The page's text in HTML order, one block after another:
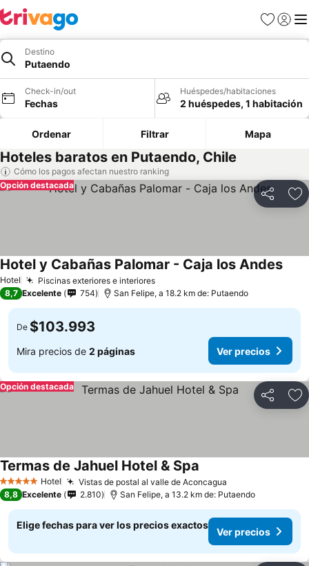
Favoritos
Iniciar
Destino
Putaendo
Check-in/out
Fechas
Huéspedes/habitaciones
2 huéspedes, 1 habitación
Ordenar Filtrar Mapa
Hoteles baratos en Putaendo, Chile
Cómo los pagos afectan nuestro ranking
Compartir
Opción destacada
Hotel Piscinas exteriores e interiores
Hotel y Cabañas Palomar - Caja los Andes
8,7 Excelente 754 San Felipe, a 18.2 km de: Putaendo
De $103.993
Mira precios de 2 páginas Ver precios
Compartir
Opción destacada
5 Estrellas Hotel Vistas de postal al valle de Aconcagua
Termas de Jahuel Hotel & Spa
8,8 Excelente 2.810 San Felipe, a 13.2 km de: Putaendo
Elige fechas para ver los precios exactos
Ver precios